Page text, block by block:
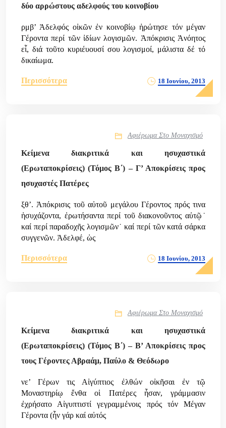
δύο αρρώστους αδελφούς του κοινοβίου
ρμβ’ Ἀδελφός οἰκῶν ἐν κοινοβίῳ ἠρώτησε τόν μέγαν
Γέροντα περί τῶν ἰδίων λογισμῶν. Ἀπόκρισις Ἀνόητος
εἶ, διά τοῦτο κυριέυουσί σου λογισμοί, μάλιστα δέ τό
δικαίωμα.
Περισσότερα 18 Ιουνίου, 2013
Αφιέρωμα Στο Μοναχισμό
Κείμενα διακριτικά και ησυχαστικά
(Ερωταποκρίσεις) (Τόμος Β΄) – Γ’ Αποκρίσεις προς
ησυχαστές Πατέρες
ξθ’. Ἀπόκρισις τοῦ αὐτοῦ μεγάλου Γέροντος πρός τινα
ἡσυχάζοντα, ἐρωτήσαντα περί τοῦ διακονοῦντος αὐτῷ˙
καί περί παραδοχῆς λογισμῶν˙ καί περί τῶν κατά σάρκα
συγγενῶν. Ἀδελφέ, ὡς
Περισσότερα 18 Ιουνίου, 2013
Αφιέρωμα Στο Μοναχισμό
Κείμενα διακριτικά και ησυχαστικά
(Ερωταποκρίσεις) (Τόμος Β΄) – Β’ Αποκρίσεις προς
τους Γέροντες Αβραάμ, Παύλο & Θεόδωρο
νε’ Γέρων τις Αἰγύπτιος ἐλθών οἰκῆσαι ἐν τῷ
Μοναστηρίῳ ἔνθα οἱ Πατέρες ἦσαν, γράμμασιν
ἐχρήσατο Αἰγυπτιστί γεγραμμένοις πρός τόν Μέγαν
Γέροντα (ἦν γάρ καί αὐτός